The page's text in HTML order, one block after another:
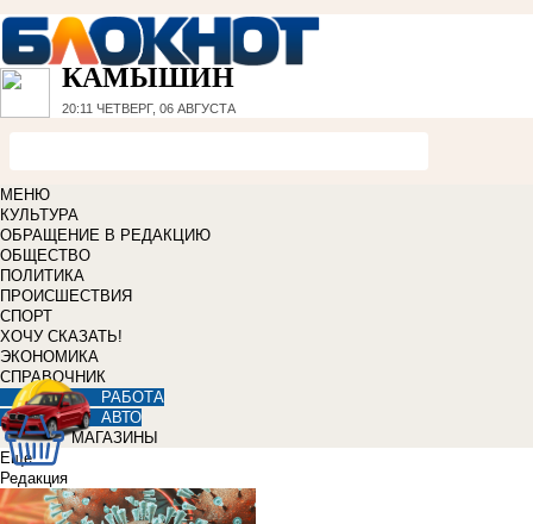
КАМЫШИН
20:11 ЧЕТВЕРГ, 06 АВГУСТА
МЕНЮ
КУЛЬТУРА
ОБРАЩЕНИЕ В РЕДАКЦИЮ
ОБЩЕСТВО
ПОЛИТИКА
ПРОИСШЕСТВИЯ
СПОРТ
ХОЧУ СКАЗАТЬ!
ЭКОНОМИКА
СПРАВОЧНИК
РАБОТА
АВТО
МАГАЗИНЫ
Еще
Редакция